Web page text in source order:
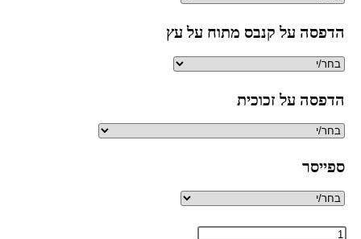
הדפסה על קנבס מתוח על עץ
הדפסה על זכוכית
ספייסר